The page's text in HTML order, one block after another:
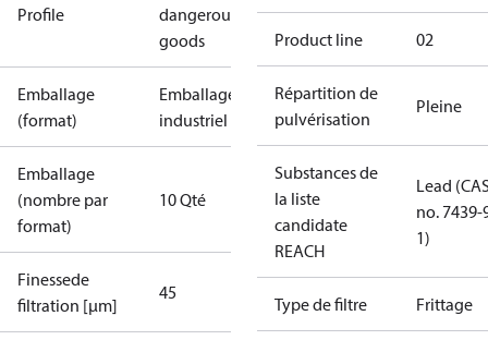
Profile
dangerous
goods
Emballage
(format)
Emballage
industriel
Emballage
(nombre par
format)
10 Qté
Finessede
filtration [µm]
45
Product line 02
Répartition de
pulvérisation
Pleine
Substances de
la liste
candidate
REACH
Lead
no. 7439-
1)
Type de filtre Frittage